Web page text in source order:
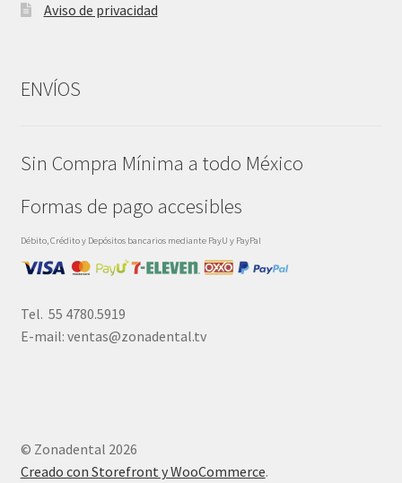
Aviso de privacidad
ENVÍOS
Sin Compra Mínima a todo México
Formas de pago accesibles
Débito, Crédito y Depósitos bancarios mediante PayU y PayPal
Tel. 55 4780.5919
E-mail: ventas@zonadental.tv
© Zonadental 2026
Creado con Storefront y WooCommerce.